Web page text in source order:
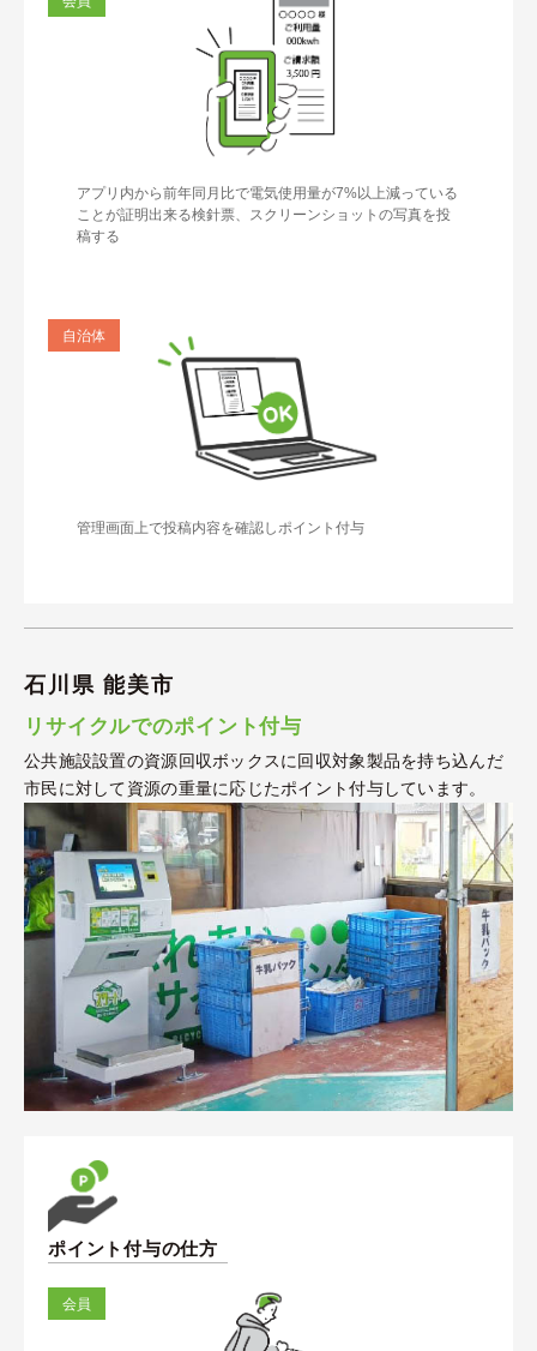
アプリ内から前年同月比で電気使用量が7%以上減っている
ことが証明出来る検針票、スクリーンショットの写真を投
稿する
自治体
管理画面上で投稿内容を確認しポイント付与
石川県 能美市
リサイクルでのポイント付与
公共施設設置の資源回収ボックスに回収対象製品を持ち込んだ
市民に対して資源の重量に応じたポイント付与しています。
ポイント付与の仕方
会員